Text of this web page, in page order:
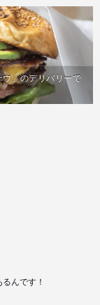
」のデリバリーで
んです！